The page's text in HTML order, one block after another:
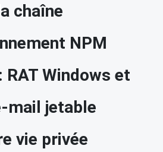
chaîne
NPM
Windows et
mail jetable
vie privée